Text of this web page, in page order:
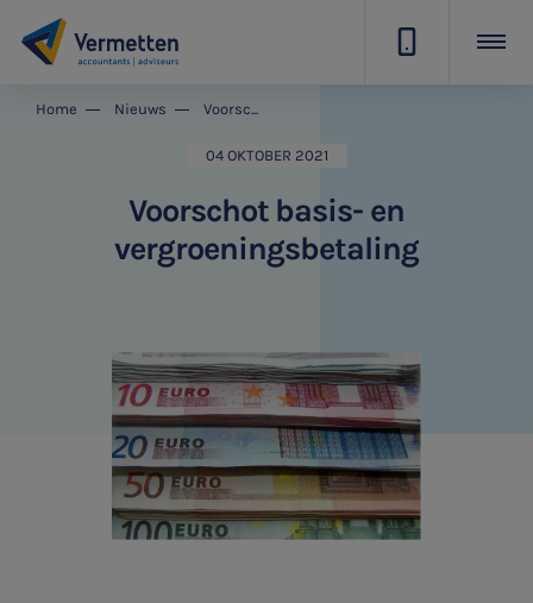
Home Nieuws Voorschot basis- en vergroeningsbetaling
04 OKTOBER 2021
Voorschot basis- en
vergroeningsbetaling